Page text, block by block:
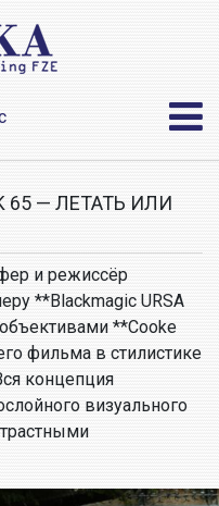
65 — ЛЕТАТЬ ИЛИ
и режиссёр
**Blackmagic URSA
**Cooke
фильма в стилистике
концепция
визуального